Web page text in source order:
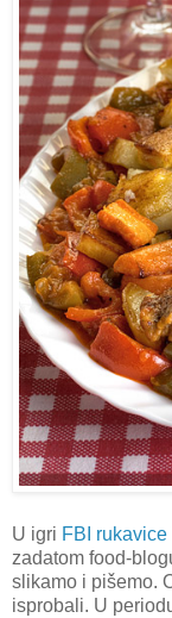
U igri FBI rukavice
zadatom food-
slikamo i pišemo.
isprobali. U